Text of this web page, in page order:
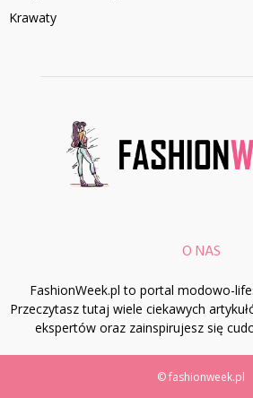
Krawaty
O NAS
FashionWeek.pl to portal modowo-
Przeczytasz tutaj wiele ciekawych
ekspertów oraz zainspirujesz się
© fashionweek.pl